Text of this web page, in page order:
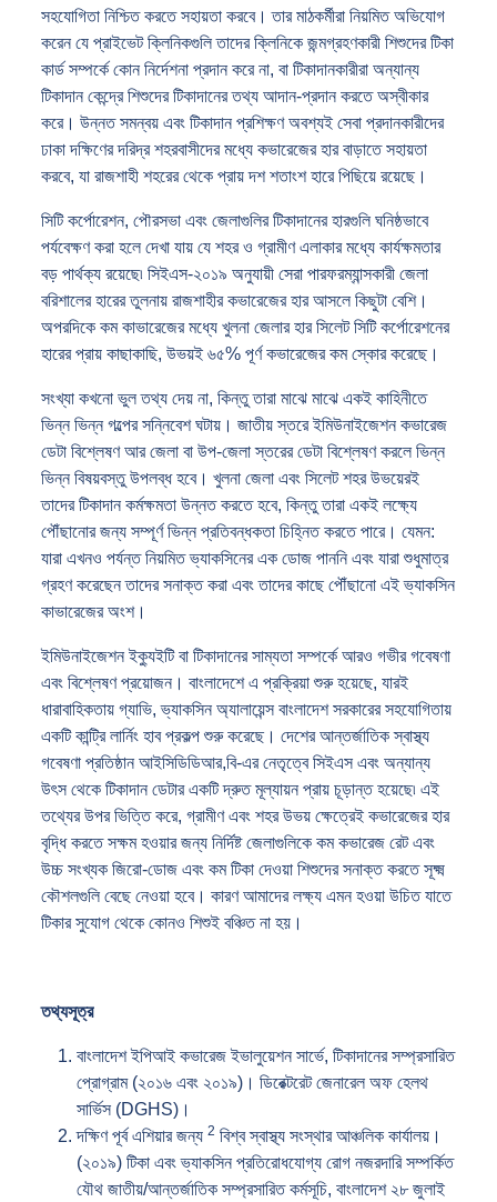
সহযোগিতা নিশ্চিত করতে সহায়তা করবে। তার মাঠকর্মীরা নিয়মিত অভিযোগ
করেন যে প্রাইভেট ক্লিনিকগুলি তাদের ক্লিনিকে জন্মগ্রহণকারী শিশুদের টিকা
কার্ড সম্পর্কে কোন নির্দেশনা প্রদান করে না, বা টিকাদানকারীরা অন্যান্য
টিকাদান কেন্দ্রে শিশুদের টিকাদানের তথ্য আদান-প্রদান করতে অস্বীকার
করে। উন্নত সমন্বয় এবং টিকাদান প্রশিক্ষণ অবশ্যই সেবা প্রদানকারীদের
ঢাকা দক্ষিণের দরিদ্র শহরবাসীদের মধ্যে কভারেজের হার বাড়াতে সহায়তা
করবে, যা রাজশাহী শহরের থেকে প্রায় দশ শতাংশ হারে পিছিয়ে রয়েছে।
সিটি কর্পোরেশন, পৌরসভা এবং জেলাগুলির টিকাদানের হারগুলি ঘনিষ্ঠভাবে
পর্যবেক্ষণ করা হলে দেখা যায় যে শহর ও গ্রামীণ এলাকার মধ্যে কার্যক্ষমতার
বড় পার্থক্য রয়েছে৷ সিইএস-২০১৯ অনুযায়ী সেরা পারফরম্যান্সকারী জেলা
বরিশালের হারের তুলনায় রাজশাহীর কভারেজের হার আসলে কিছুটা বেশি।
অপরদিকে কম কাভারেজের মধ্যে খুলনা জেলার হার সিলেট সিটি কর্পোরেশনের
হারের প্রায় কাছাকাছি, উভয়ই ৬৫% পূর্ণ কভারেজের কম স্কোর করেছে।
সংখ্যা কখনো ভুল তথ্য দেয় না, কিন্তু তারা মাঝে মাঝে একই কাহিনীতে
ভিন্ন ভিন্ন গল্পের সন্নিবেশ ঘটায়। জাতীয় স্তরে ইমিউনাইজেশন কভারেজ
ডেটা বিশ্লেষণ আর জেলা বা উপ-জেলা স্তরের ডেটা বিশ্লেষণ করলে ভিন্ন
ভিন্ন বিষয়বস্তু উপলব্ধ হবে। খুলনা জেলা এবং সিলেট শহর উভয়েরই
তাদের টিকাদান কর্মক্ষমতা উন্নত করতে হবে, কিন্তু তারা একই লক্ষ্যে
পৌঁছানোর জন্য সম্পূর্ণ ভিন্ন প্রতিবন্ধকতা চিহ্নিত করতে পারে। যেমন:
যারা এখনও পর্যন্ত নিয়মিত ভ্যাকসিনের এক ডোজ পাননি এবং যারা শুধুমাত্র
গ্রহণ করেছেন তাদের সনাক্ত করা এবং তাদের কাছে পৌঁছানো এই ভ্যাকসিন
কাভারেজের অংশ।
ইমিউনাইজেশন ইক্যুইটি বা টিকাদানের সাম্যতা সম্পর্কে আরও গভীর গবেষণা
এবং বিশ্লেষণ প্রয়োজন। বাংলাদেশে এ প্রক্রিয়া শুরু হয়েছে, যারই
ধারাবাহিকতায় গ্যাভি, ভ্যাকসিন অ্যালায়েন্স বাংলাদেশ সরকারের সহযোগিতায়
একটি কান্ট্রি লার্নিং হাব প্রকল্প শুরু করেছে। দেশেরআন্তর্জাতিক স্বাস্থ্য
গবেষণা প্রতিষ্ঠান আইসিডিডিআর,বি-এর নেতৃত্বে সিইএস এবং অন্যান্য
উৎস থেকে টিকাদান ডেটার একটি দ্রুত মূল্যায়ন প্রায় চূড়ান্ত হয়েছে৷ এই
তথ্যের উপর ভিত্তি করে, গ্রামীণ এবং শহর উভয় ক্ষেত্রেই কভারেজের হার
বৃদ্ধি করতে সক্ষম হওয়ার জন্য নির্দিষ্ট জেলাগুলিকে কম কভারেজ রেট এবং
উচ্চ সংখ্যক জিরো-ডোজ এবং কম টিকা দেওয়া শিশুদের সনাক্ত করতে সূক্ষ্ম
কৌশলগুলি বেছে নেওয়া হবে। কারণ আমাদের লক্ষ্য এমন হওয়া উচিত যাতে
টিকার সুযোগ থেকে কোনও শিশুই বঞ্চিত না হয়।
তথ্যসূত্র
বাংলাদেশ ইপিআই কভারেজ ইভালুয়েশন সার্ভে, টিকাদানের সম্প্রসারিত
প্রোগ্রাম (২০১৬ এবং ২০১৯)। ডিরেক্টরেট জেনারেল অফ হেলথ
সার্ভিস (DGHS)।
দক্ষিণ পূর্ব এশিয়ার জন্য 2 বিশ্ব স্বাস্থ্য সংস্থার আঞ্চলিক কার্যালয়।
(২০১৯) টিকা এবং ভ্যাকসিন প্রতিরোধযোগ্য রোগ নজরদারি সম্পর্কিত
যৌথ জাতীয়/আন্তর্জাতিক সম্প্রসারিত কর্মসূচি, বাংলাদেশ ২৮ জুলাই